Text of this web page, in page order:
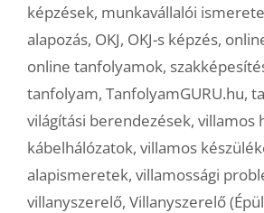
képzések, munkavállalói
alapozás, OKJ, OKJ-s képzés,
online tanfolyamok,
tanfolyam, TanfolyamGURU.hu,
világítási berendezések, villamos
kábelhálózatok, villamos
alapismeretek, villamossági
villanyszerelő, Villanyszerelő